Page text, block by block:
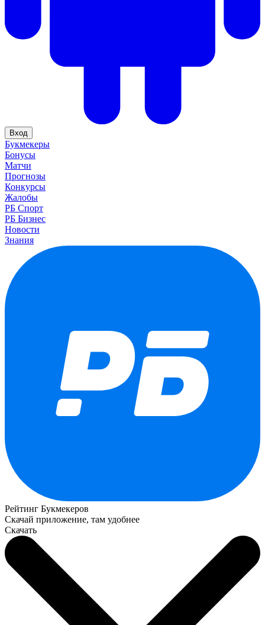
Вход
Букмекеры
Бонусы
Матчи
Прогнозы
Конкурсы
Жалобы
РБ Спорт
РБ Бизнес
Новости
Знания
Рейтинг Букмекеров
Скачай приложение, там удобнее
Скачать